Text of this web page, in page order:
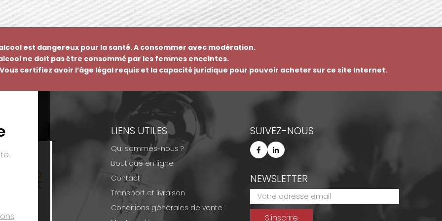
est dangereux pour la santé. A consommer avec modération.
ne doit pas être consommé par les femmes enceintes.
certifiez avoir l’âge légal requis et la capacité juridique pour pouvoir acheter sur ce site Internet.
LIENS UTILES
Qui sommes-nous ?
Boutique en ligne
Contact
Transport et livraison
Conditions générales de vente
SUIVEZ-NOUS
NEWSLETTER